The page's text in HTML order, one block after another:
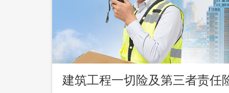
建筑工程一切险及第三者责任